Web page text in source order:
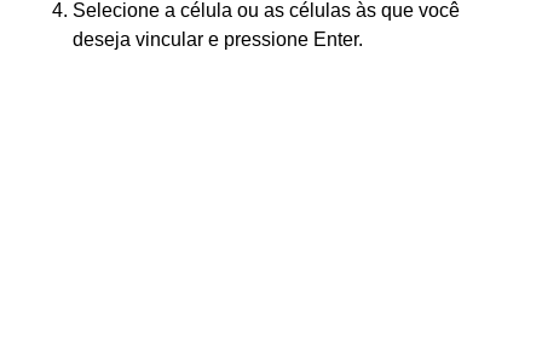
Selecione a célula ou as células às que você
deseja vincular e pressione Enter.